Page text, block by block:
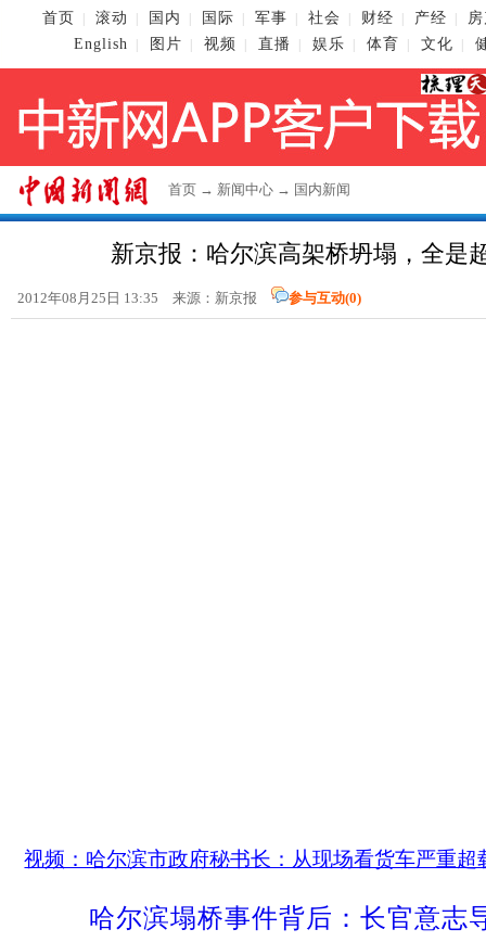
首页 滚动 国内 国际 军事 社会 财经 产经
English
图片 视频 直播 娱乐 体育 文化
首页 → 新闻中心 → 国内新闻
新京报：哈尔滨高架桥坍塌，全是
2012年08月25日 13:35 来源：新京报 参与互动(0)
视频：哈尔滨市政府秘书长：从现场看货车严重超
哈尔滨塌桥事件背后：长官意志